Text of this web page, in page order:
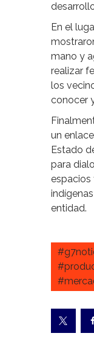
En el
mano y
realizar
los
conocer
un
Estado
para
espacios
entidad.